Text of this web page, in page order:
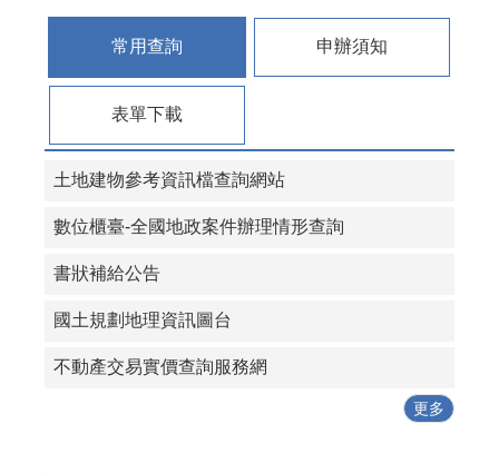
常用查詢 申辦須知
表單下載
土地建物參考資訊檔查詢網站
數位櫃臺-全國地政案件辦理情形查詢
書狀補給公告
國土規劃地理資訊圖台
不動產交易實價查詢服務網
更多